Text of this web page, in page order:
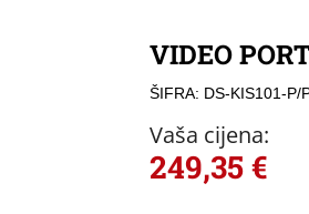
VIDEO
ŠIFRA: DS-KIS101-P/
Vaša cijena:
249,35€